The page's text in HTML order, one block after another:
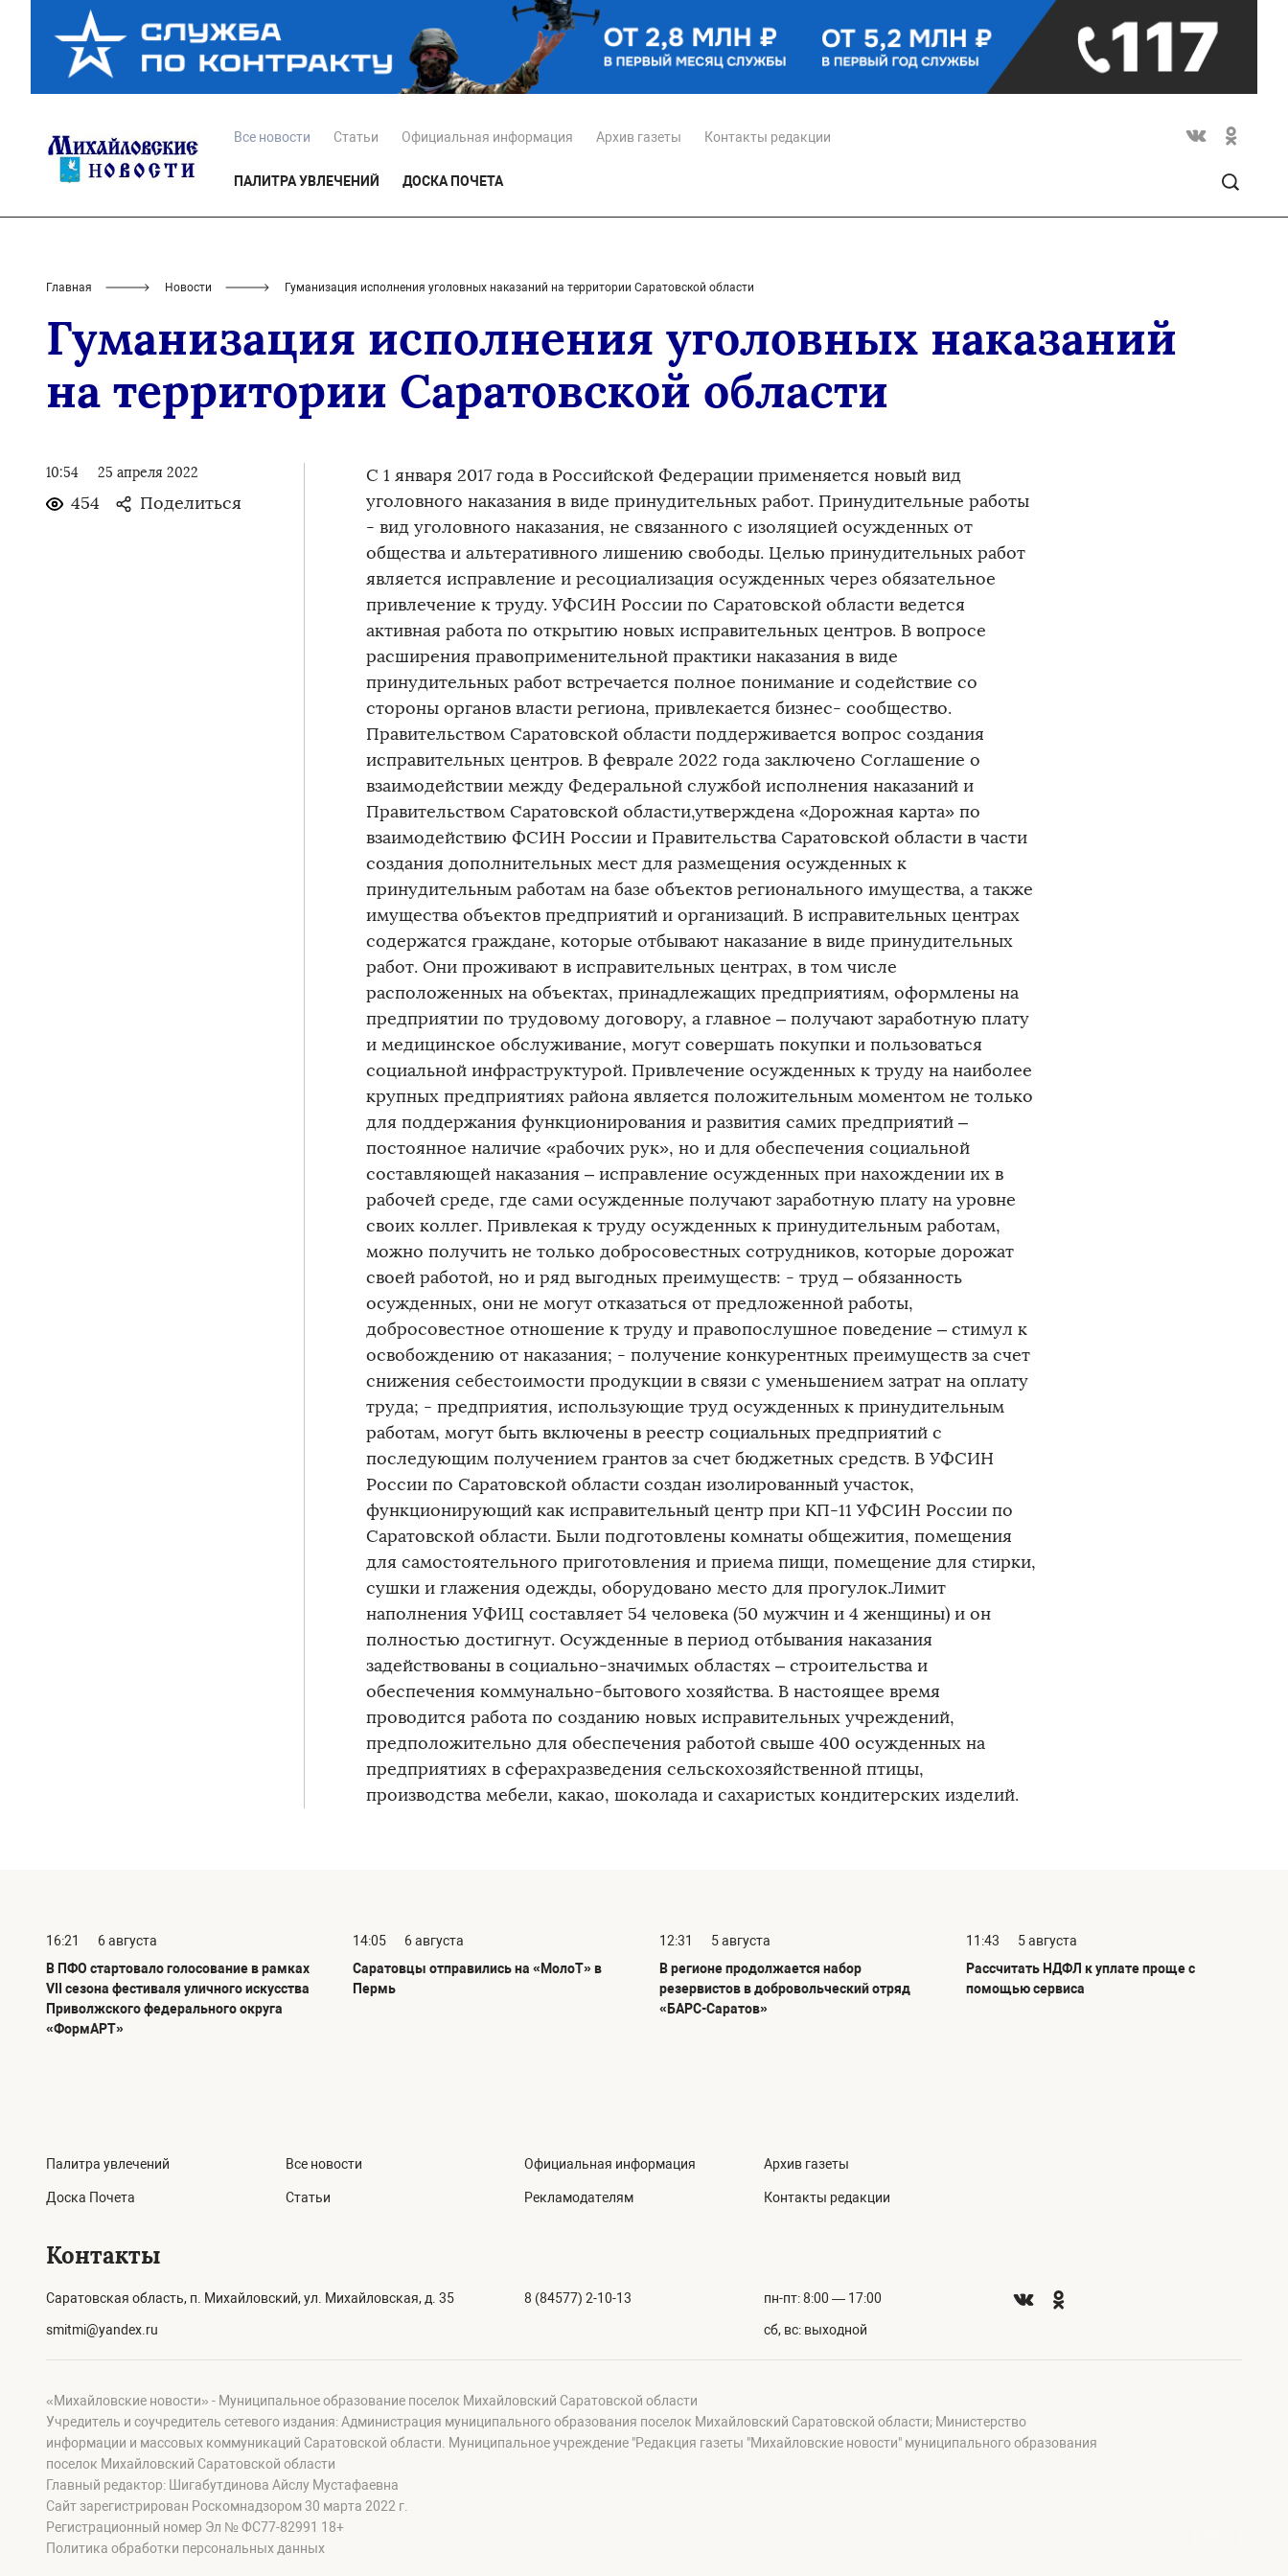
Все новости Статьи Официальная информация Архив газеты Контакты редакции
ПАЛИТРА УВЛЕЧЕНИЙ ДОСКА ПОЧЕТА
Главная Новости Гуманизация исполнения уголовных наказаний на территории Саратовской области
Гуманизация исполнения уголовных наказаний
на территории Саратовской области
10:54 25 апреля 2022
454 Поделиться
С 1 января 2017 года в Российской Федерации применяется новый вид
уголовного наказания в виде принудительных работ. Принудительные работы
- вид уголовного наказания, не связанного с изоляцией осужденных от
общества и альтеративного лишению свободы. Целью принудительных работ
является исправление и ресоциализация осужденных через обязательное
привлечение к труду. УФСИН России по Саратовской области ведется
активная работа по открытию новых исправительных центров. В вопросе
расширения правоприменительной практики наказания в виде
принудительных работ встречается полное понимание и содействие со
стороны органов власти региона, привлекается бизнес- сообщество.
Правительством Саратовской области поддерживается вопрос создания
исправительных центров. В феврале 2022 года заключено Соглашение о
взаимодействии между Федеральной службой исполнения наказаний и
Правительством Саратовской области,утверждена «Дорожная карта» по
взаимодействию ФСИН России и Правительства Саратовской области в части
создания дополнительных мест для размещения осужденных к
принудительным работам на базе объектов регионального имущества, а также
имущества объектов предприятий и организаций. В исправительных центрах
содержатся граждане, которые отбывают наказание в виде принудительных
работ. Они проживают в исправительных центрах, в том числе
расположенных на объектах, принадлежащих предприятиям, оформлены на
предприятии по трудовому договору, а главное – получают заработную плату
и медицинское обслуживание, могут совершать покупки и пользоваться
социальной инфраструктурой. Привлечение осужденных к труду на наиболее
крупных предприятиях района является положительным моментом не только
для поддержания функционирования и развития самих предприятий –
постоянное наличие «рабочих рук», но и для обеспечения социальной
составляющей наказания – исправление осужденных при нахождении их в
рабочей среде, где сами осужденные получают заработную плату на уровне
своих коллег. Привлекая к труду осужденных к принудительным работам,
можно получить не только добросовестных сотрудников, которые дорожат
своей работой, но и ряд выгодных преимуществ: - труд – обязанность
осужденных, они не могут отказаться от предложенной работы,
добросовестное отношение к труду и правопослушное поведение – стимул к
освобождению от наказания; - получение конкурентных преимуществ за счет
снижения себестоимости продукции в связи с уменьшением затрат на оплату
труда; - предприятия, использующие труд осужденных к принудительным
работам, могут быть включены в реестр социальных предприятий с
последующим получением грантов за счет бюджетных средств. В УФСИН
России по Саратовской области создан изолированный участок,
функционирующий как исправительный центр при КП-11 УФСИН России по
Саратовской области. Были подготовлены комнаты общежития, помещения
для самостоятельного приготовления и приема пищи, помещение для стирки,
сушки и глажения одежды, оборудовано место для прогулок.Лимит
наполнения УФИЦ составляет 54 человека (50 мужчин и 4 женщины) и он
полностью достигнут. Осужденные в период отбывания наказания
задействованы в социально-значимых областях – строительства и
обеспечения коммунально-бытового хозяйства. В настоящее время
проводится работа по созданию новых исправительных учреждений,
предположительно для обеспечения работой свыше 400 осужденных на
предприятиях в сферахразведения сельскохозяйственной птицы,
производства мебели, какао, шоколада и сахаристых кондитерских изделий.
16:21
6 августа
В ПФО стартовало голосование в рамках
VII сезона фестиваля уличного искусства
Приволжского федерального округа
«ФормАРТ»
14:05
6 августа
Саратовцы отправились на «МолоТ» в
Пермь
12:31
5 августа
В регионе продолжается набор
резервистов в добровольческий отряд
«БАРС-Саратов»
11:43
5 августа
Рассчитать НДФЛ к уплате проще с
помощью сервиса
Палитра увлечений
Доска Почета
Все новости
Статьи
Официальная информация
Рекламодателям
Архив газеты
Контакты редакции
Контакты
Саратовская область, п. Михайловский, ул. Михайловская, д. 35
smitmi@yandex.ru
8 (84577) 2-10-13 пн-пт: 8:00 — 17:00
сб, вс: выходной
«Михайловские новости» - Муниципальное образование поселок Михайловский Саратовской области
Учредитель и соучредитель сетевого издания: Администрация муниципального образования поселок Михайловский Саратовской области; Министерство
информации и массовых коммуникаций Саратовской области. Муниципальное учреждение "Редакция газеты "Михайловские новости" муниципального образования
поселок Михайловский Саратовской области
Главный редактор: Шигабутдинова Айслу Мустафаевна
Сайт зарегистрирован Роскомнадзором 30 марта 2022 г.
Регистрационный номер Эл № ФС77-82991 18+
Политика обработки персональных данных